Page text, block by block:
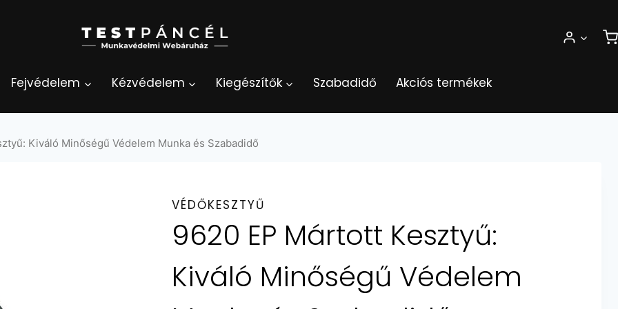
Fejvédelem Kézvédelem Kiegészítők Szabadidő Akciós termékek
Kiváló Minőségű Védelem Munka és Szabadidő
VÉDŐKESZTYŰ
9620 EP Mártott Kesztyű:
Kiváló Minőségű Védelem